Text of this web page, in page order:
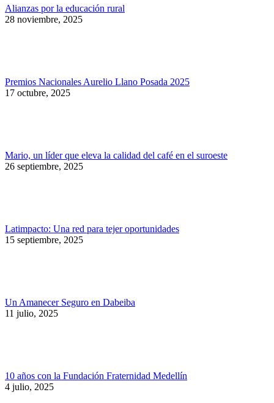
Alianzas por la educación rural
28 noviembre, 2025
Premios Nacionales Aurelio Llano Posada 2025
17 octubre, 2025
Mario, un líder que eleva la calidad del café en el suroeste
26 septiembre, 2025
Latimpacto: Una red para tejer oportunidades
15 septiembre, 2025
Un Amanecer Seguro en Dabeiba
11 julio, 2025
10 años con la Fundación Fraternidad Medellín
4 julio, 2025